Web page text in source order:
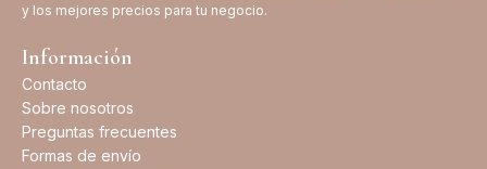
y los mejores precios para tu negocio.
Información
Contacto
Sobre nosotros
Preguntas frecuentes
Formas de envío